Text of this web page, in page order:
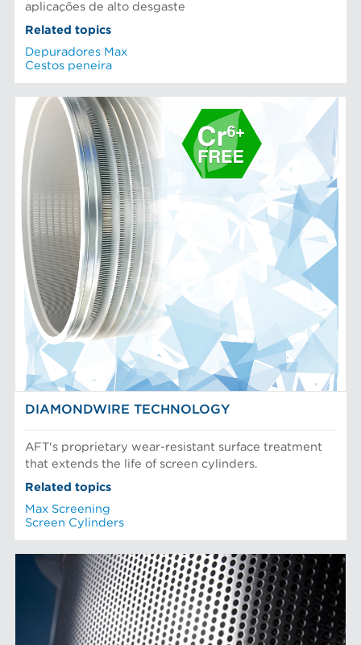
aplicações de alto desgaste
Related topics
Depuradores Max
Cestos peneira
DIAMONDWIRE TECHNOLOGY
AFT's proprietary wear-resistant surface treatment
that extends the life of screen cylinders.
Related topics
Max Screening
Screen Cylinders